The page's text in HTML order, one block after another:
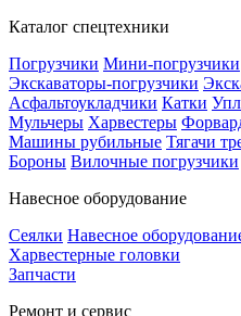
Каталог спецтехники
Погрузчики Мини-погрузчики
Экскаваторы-погрузчики
Асфальтоукладчики Катки
Мульчеры Харвестеры
Машины рубильные Тягачи
Бороны Вилочные погрузчики
Навесное оборудование
Сеялки Навесное
Харвестерные головки
Запчасти
Ремонт и сервис